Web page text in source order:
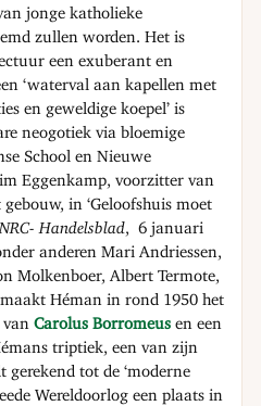
jonge katholieke
zullen worden. Het is
een exuberant en
‘waterval aan kapellen met
en geweldige koepel’ is
neogotiek via bloemige
School en Nieuwe
Eggenkamp, voorzitter van
in ‘Geloofshuis moet
NRC- Handelsblad, 6 januari
anderen Mari Andriessen,
Molkenboer, Albert Termote,
Héman in rond 1950 het
vanCarolus Borromeusen een
triptiek, een van zijn
gerekend tot de ‘moderne
Wereldoorlog een plaats in